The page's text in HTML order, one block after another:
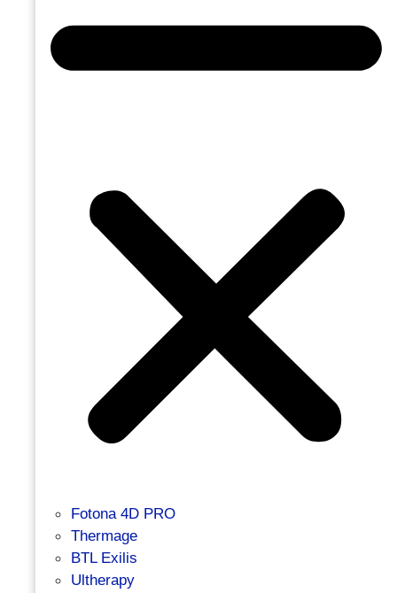
Fotona 4D PRO
Thermage
BTL Exilis
Ultherapy